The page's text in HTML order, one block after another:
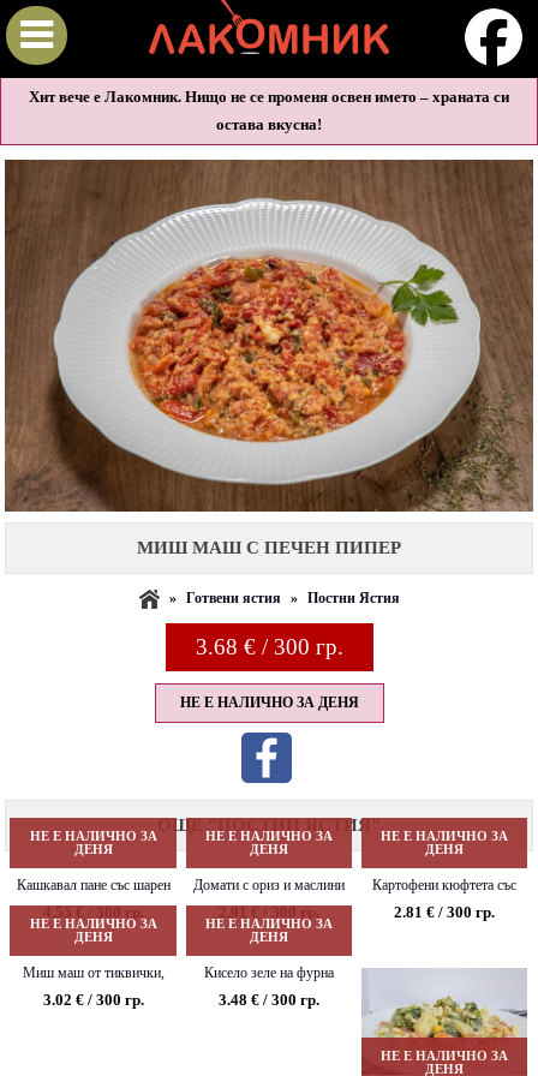
Хит вече е Лакомник. Нищо не се променя освен името – храната си
остава вкусна!
МИШ МАШ С ПЕЧЕН ПИПЕР
» Готвени ястия » Постни Ястия
3.68 € / 300 гр.
НЕ Е НАЛИЧНО ЗА ДЕНЯ
ОЩЕ "ПОСТНИ ЯСТИЯ"
НЕ Е НАЛИЧНО ЗА
ДЕНЯ
Кашкавал пане със шарен
ориз и лютеница
4.55 € / 300 гр.
НЕ Е НАЛИЧНО ЗА
ДЕНЯ
Домати с ориз и маслини
2.91 € / 300 гр.
НЕ Е НАЛИЧНО ЗА
ДЕНЯ
Картофени кюфтета със
спанак и млечен сос
2.81 € / 300 гр.
НЕ Е НАЛИЧНО ЗА
ДЕНЯ
Миш маш от тиквички,
нахут и гъби
3.02 € / 300 гр.
НЕ Е НАЛИЧНО ЗА
ДЕНЯ
Кисело зеле на фурна
3.48 € / 300 гр.
НЕ Е НАЛИЧНО ЗА
ДЕНЯ